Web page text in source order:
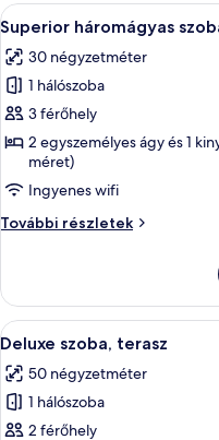
A
következő
szoba
összes
képének
megtekintése:
Superior
háromágyas
szoba
10
Superior háromágyas
30 négyzetméter
1 hálószoba
3 férőhely
2 egyszemélyes ágy és 1
méret)
Ingyenes wifi
További részletek
Superior
további
részletei
A
következő
szoba
összes
képének
8
Deluxe szoba, terasz
50 négyzetméter
1 hálószoba
2 férőhely